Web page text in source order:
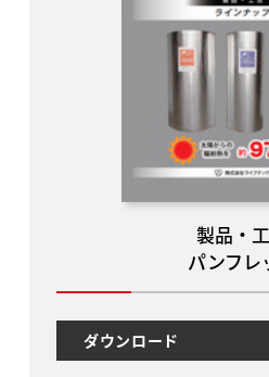
製品・
パンフレ
ダウンロード